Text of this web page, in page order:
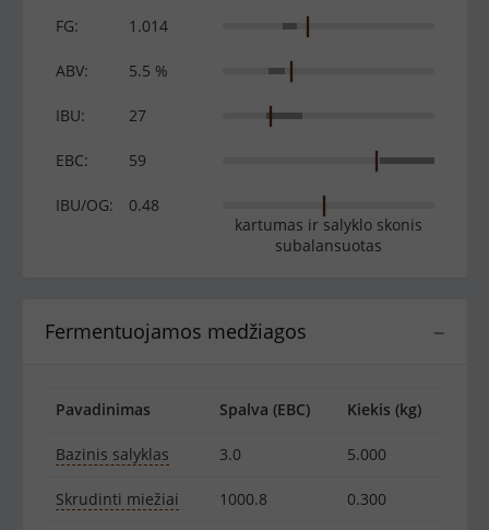
FG: 1.014
ABV: 5.5 %
IBU: 27
EBC: 59
IBU/OG:
0.48
kartumas ir salyklo skonis
subalansuotas
−
Fermentuojamos medžiagos
Pavadinimas Spalva (EBC) Kiekis (kg)
Bazinis salyklas 3.0 5.000
Skrudinti miežiai 1000.8 0.300